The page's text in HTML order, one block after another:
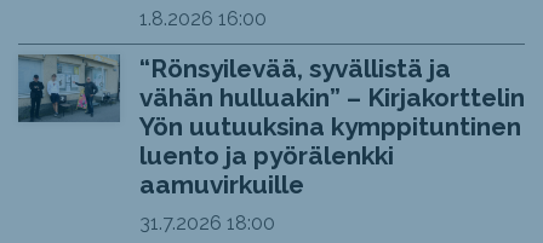
1.8.2026 16:00
“Rönsyilevää, syvällistä ja
vähän hulluakin” – Kirjakorttelin
Yön uutuuksina kymppituntinen
luento ja pyörälenkki
aamuvirkuille
31.7.2026 18:00